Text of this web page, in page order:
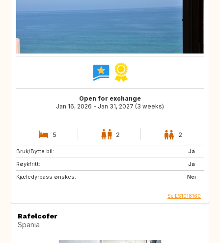
Open for exchange
Jan 16, 2026 - Jan 31, 2027 (3 weeks)
5 2 2
Bruk/Bytte bil:
Ja
Røykfritt:
Ja
Kjæledyrpass ønskes:
Nei
Se ES1018160
Rafelcofer
Spania